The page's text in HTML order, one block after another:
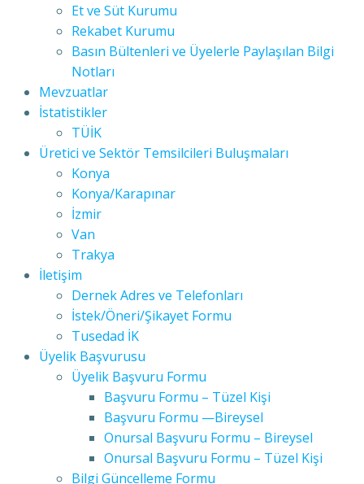
Et ve Süt Kurumu
Rekabet Kurumu
Basın Bültenleri ve Üyelerle Paylaşılan Bilgi
Notları
Mevzuatlar
İstatistikler
TÜİK
Üretici ve Sektör Temsilcileri Buluşmaları
Konya
Konya/Karapınar
İzmir
Van
Trakya
İletişim
Dernek Adres ve Telefonları
İstek/Öneri/Şikayet Formu
Tusedad İK
Üyelik Başvurusu
Üyelik Başvuru Formu
Başvuru Formu – Tüzel Kişi
Başvuru Formu —Bireysel
Onursal Başvuru Formu – Bireysel
Onursal Başvuru Formu – Tüzel Kişi
Bilgi Güncelleme Formu